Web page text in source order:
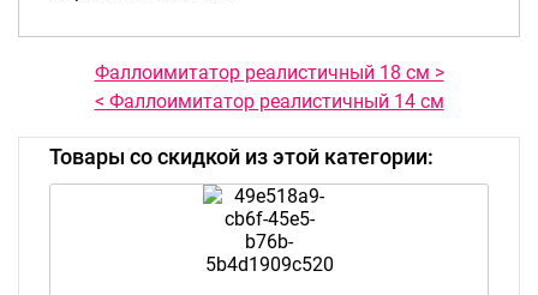
Фаллоимитатор реалистичный 18 см >
< Фаллоимитатор реалистичный 14 см
Товары со скидкой из этой категории: